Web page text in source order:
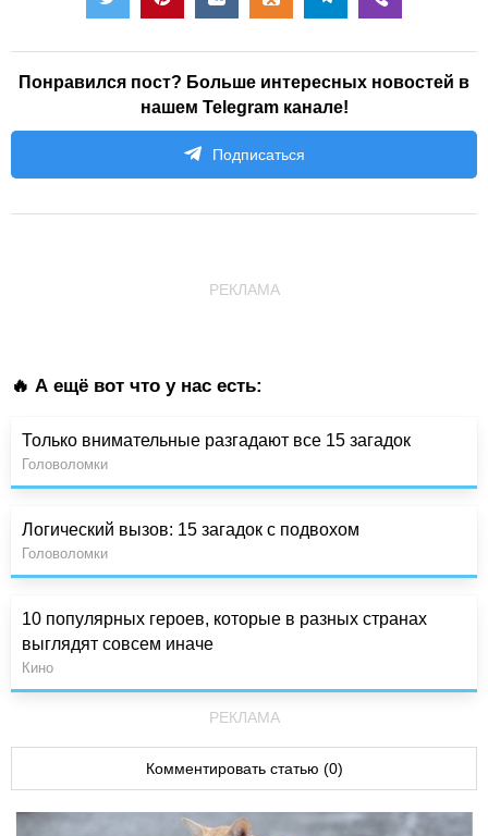
Понравился пост? Больше интересных новостей в
нашем Telegram канале!
Подписаться
РЕКЛАМА
🔥 А ещё вот что у нас есть:
Только внимательные разгадают все 15 загадок
Головоломки
Логический вызов: 15 загадок с подвохом
Головоломки
10 популярных героев, которые в разных странах
выглядят совсем иначе
Кино
РЕКЛАМА
Комментировать статью (0)